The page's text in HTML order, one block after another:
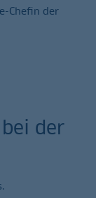
Chefin der
der